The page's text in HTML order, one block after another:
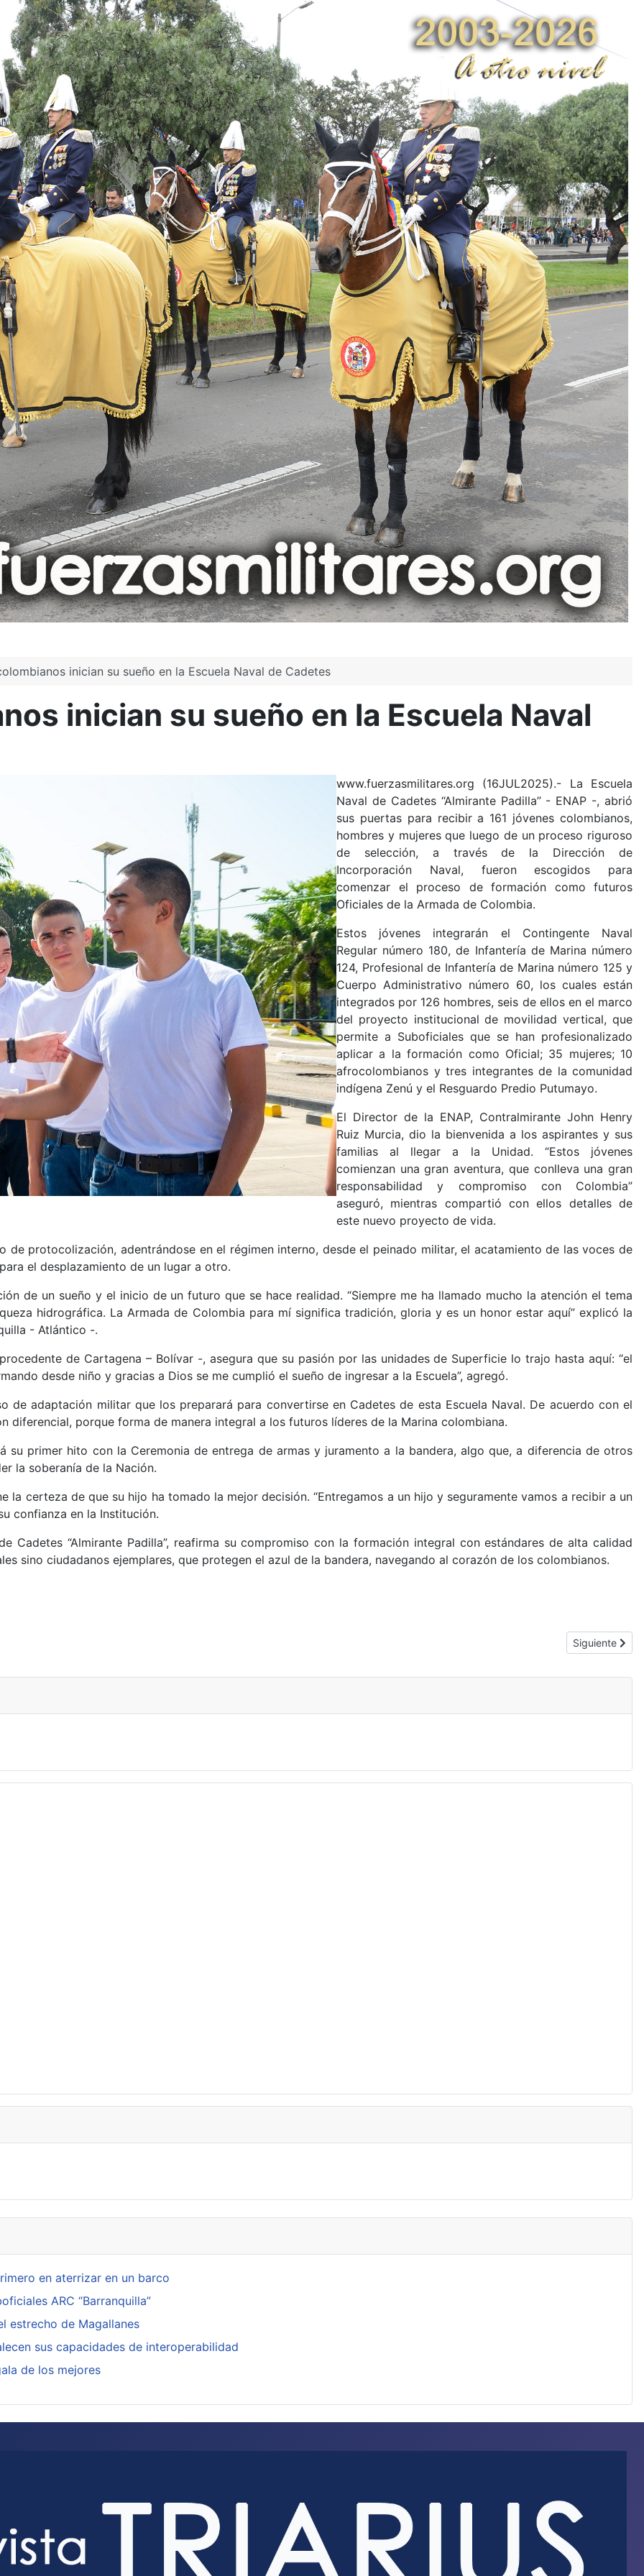
inician su sueño en la Escuela Naval de Cadetes
inician su sueño en la Escuela Naval
www.fuerzasmilitares.org (16JUL2025).- La Escuela
Naval de Cadetes “Almirante Padilla” - ENAP -, abrió
sus puertas para recibir a 161 jóvenes colombianos,
hombres y mujeres que luego de un proceso riguroso
de selección, a través de la Dirección de
Incorporación Naval, fueron escogidos para
comenzar el proceso de formación como futuros
Oficiales de la Armada de Colombia.
Estos jóvenes integrarán el Contingente Naval
Regular número 180, de Infantería de Marina número
124, Profesional de Infantería de Marina número 125 y
Cuerpo Administrativo número 60, los cuales están
integrados por 126 hombres, seis de ellos en el marco
del proyecto institucional de movilidad vertical, que
permite a Suboficiales que se han profesionalizado
aplicar a la formación como Oficial; 35 mujeres; 10
afrocolombianos y tres integrantes de la comunidad
indígena Zenú y el Resguardo Predio Putumayo.
El Director de la ENAP, Contralmirante John Henry
Ruiz Murcia, dio la bienvenida a los aspirantes y sus
familias al llegar a la Unidad. “Estos jóvenes
comienzan una gran aventura, que conlleva una gran
responsabilidad y compromiso con Colombia”
aseguró, mientras compartió con ellos detalles de
este nuevo proyecto de vida.
de protocolización, adentrándose en el régimen interno, desde el peinado militar, el acatamiento de las voces de
el desplazamiento de un lugar a otro.
de un sueño y el inicio de un futuro que se hace realidad. “Siempre me ha llamado mucho la atención el tema
hidrográfica. La Armada de Colombia para mí significa tradición, gloria y es un honor estar aquí” explicó la
- Atlántico -.
de Cartagena – Bolívar -, asegura que su pasión por las unidades de Superficie lo trajo hasta aquí: “el
desde niño y gracias a Dios se me cumplió el sueño de ingresar a la Escuela”, agregó.
de adaptación militar que los preparará para convertirse en Cadetes de esta Escuela Naval. De acuerdo con el
diferencial, porque forma de manera integral a los futuros líderes de la Marina colombiana.
su primer hito con la Ceremonia de entrega de armas y juramento a la bandera, algo que, a diferencia de otros
la soberanía de la Nación.
la certeza de que su hijo ha tomado la mejor decisión. “Entregamos a un hijo y seguramente vamos a recibir a un
confianza en la Institución.
Cadetes “Almirante Padilla”, reafirma su compromiso con la formación integral con estándares de alta calidad
sino ciudadanos ejemplares, que protegen el azul de la bandera, navegando al corazón de los colombianos.
y defender a Colombia Artículo
Siguiente
en aterrizar en un barco
ARC “Barranquilla”
estrecho de Magallanes
sus capacidades de interoperabilidad
de los mejores